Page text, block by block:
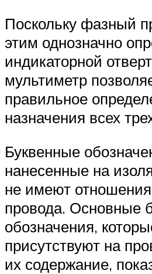
Поскольку фазный
этим однозначно
индикаторной
мультиметр
правильное
назначения всех
Буквенные
нанесенные на
не имеют
провода. Основные
обозначения,
присутствуют на
их содержание,